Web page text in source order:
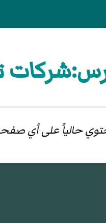
حالياً على أي